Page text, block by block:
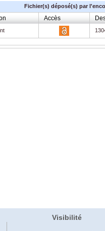
Fichier(s) déposé(s) par
Accès
Visibilité